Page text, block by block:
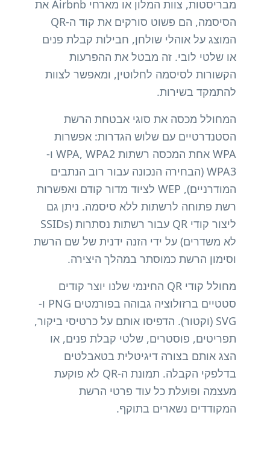
מבריסטות, צוות המלון או מארחי Airbnb את
הסיסמה, הם פשוט סורקים את קוד ה-QR
המוצג על אוהלי שולחן, חבילות קבלת פנים
או שלטי לובי. זה מבטל את ההפרעות
הקשורות לסיסמה לחלוטין, ומאפשר לצוות
להתמקד בשירות.
המחולל מכסה את סוגי אבטחת הרשת
הסטנדרטיים עם שלוש הגדרות: אפשרות
WPA אחת המכסה רשתות WPA, WPA2 ו-
WPA3 (הבחירה הנכונה עבור רוב הנתבים
המודרניים), WEP לציוד מדור קודם ואפשרות
רשת פתוחה לרשתות ללא סיסמה. ניתן גם
ליצור קודי QR עבור רשתות נסתרות (SSIDs
לא משדרים) על ידי הזנה ידנית של שם הרשת
וסימון הרשת כמוסתר במהלך היצירה.
מחולל קודי QR החינמי שלנו יוצר קודים
סטטיים ברזולוציה גבוהה בפורמטים PNG ו-
SVG (וקטור). הדפיסו אותם על כרטיסי ביקור,
תפריטים, פוסטרים, שלטי קבלת פנים, או
הצג אותם בצורה דיגיטלית בטאבלטים
בדלפקי הקבלה. תמונת ה-QR לא פוקעת
מעצמה ופועלת כל עוד פרטי הרשת
המקודדים נשארים בתוקף.